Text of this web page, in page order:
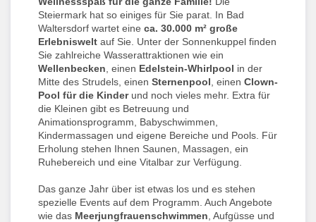
Steiermark hat so einiges für Sie parat. In Bad
Waltersdorf wartet eine ca. 30.000 m² große
Erlebniswelt auf Sie. Unter der Sonnenkuppel finden
Sie zahlreiche Wasserattraktionen wie ein
Wellenbecken , einen Edelstein-Whirlpool in der
Mitte des Strudels, einen Sternenpool , einen Clown-
Pool für die Kinderund noch vieles mehr. Extra für
die Kleinen gibt es Betreuung und
Animationsprogramm, Babyschwimmen,
Kindermassagen und eigene Bereiche und Pools. Für
Erholung stehen Ihnen Saunen, Massagen, ein
Ruhebereich und eine Vitalbar zur Verfügung.
Das ganze Jahr über ist etwas los und es stehen
spezielle Events auf dem Programm. Auch Angebote
wie das Meerjungfrauenschwimmen , Aufgüsse und